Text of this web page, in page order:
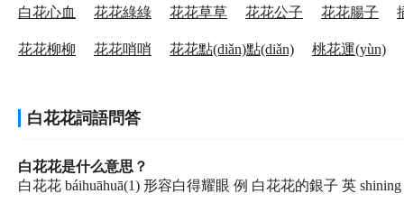
白花心血 花花綠綠 花花草草 花花公子 花花腸子
花花柳柳 花花哨哨 花花點(diǎn)點(diǎn) 桃花運(yùn)
白花花詞語問答
白花花是什么意思？
白花花 báihuāhuā(1) 形容白得耀眼 例 白花花的銀子 英 shining